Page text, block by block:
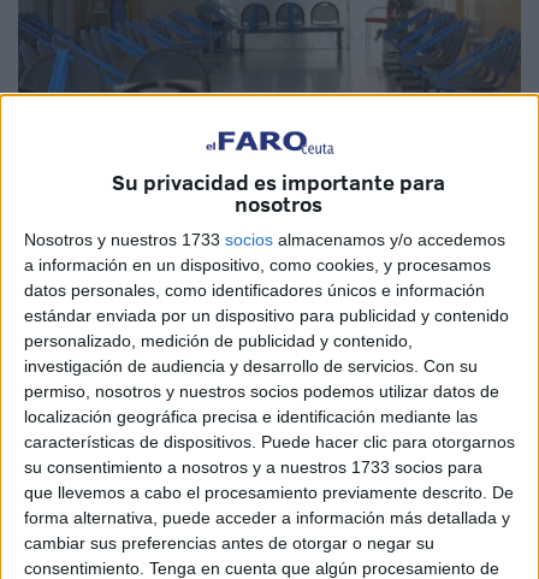
Su privacidad es importante para
nosotros
Nosotros y nuestros 1733 socios almacenamos y/o accedemos
a información en un dispositivo, como cookies, y procesamos
datos personales, como identificadores únicos e información
estándar enviada por un dispositivo para publicidad y contenido
personalizado, medición de publicidad y contenido,
investigación de audiencia y desarrollo de servicios. Con su
permiso, nosotros y nuestros socios podemos utilizar datos de
localización geográfica precisa e identificación mediante las
características de dispositivos. Puede hacer clic para otorgarnos
su consentimiento a nosotros y a nuestros 1733 socios para
que llevemos a cabo el procesamiento previamente descrito. De
forma alternativa, puede acceder a información más detallada y
cambiar sus preferencias antes de otorgar o negar su
consentimiento. Tenga en cuenta que algún procesamiento de
El Movimiento por la Dignidad y a Ciudadanía de Ceuta
MDyC) ha recibido numerosas quejas por parte de la
ciudadanía al ser citados en el centro de salud con sus
familiares para la realización o confirmación de pruebas
para laCOVID-19siendo "en su mayoría positivos o
presentando síntomas evidentes".
Para la formación localista, es "inconcebible la
irresponsabilidad por parte de Ingesaal citar a estas